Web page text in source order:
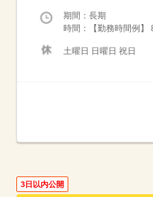
期間：長期
時間：【勤務時間例】
土曜日 日曜日 祝日
3日以内公開